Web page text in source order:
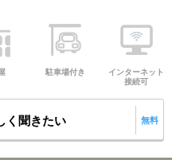
駐車場付き
インターネット
接続可
く聞きたい 無料